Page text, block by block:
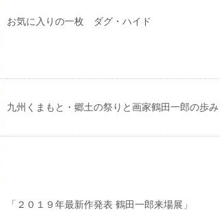
お気に入りの一枚 ダグ・ハイド
九州くまもと・郷土の祭りと画家鶴田一郎の歩み
「２０１９年最新作発表 鶴田一郎来場展」